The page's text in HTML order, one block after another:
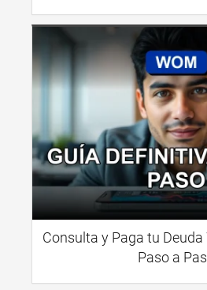
Consulta y Paga tu Deuda
Paso a